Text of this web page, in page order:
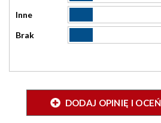
Inne
Brak
DODAJ OPINIĘ I